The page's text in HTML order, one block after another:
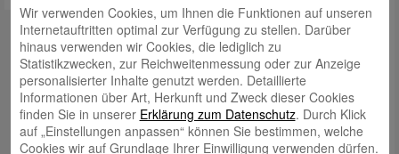
Kontakt
mail@sparkasse-odenwaldkreis.de
Telefon: 06062 500
Auch per WhatsApp erreichbar!
Wir verwenden Cookies, um Ihnen die Funktionen auf unseren
Internetauftritten optimal zur Verfügung zu stellen. Darüber
hinaus verwenden wir Cookies, die lediglich zu
Statistikzwecken, zur Reichweitenmessung oder zur Anzeige
personalisierter Inhalte genutzt werden. Detaillierte
Informationen über Art, Herkunft und Zweck dieser Cookies
finden Sie in unserer Erklärung zum Datenschutz. Durch Klick
auf „Einstellungen anpassen“ können Sie bestimmen, welche
Cookies wir auf Grundlage Ihrer Einwilligung verwenden dürfen.